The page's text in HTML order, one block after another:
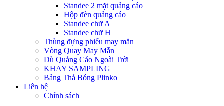
Standee 2 mặt quảng cáo
Hộp đèn quảng cáo
Standee chữ A
Standee chữ H
Thùng đựng phiếu may mắn
Vòng Quay May Mắn
Dù Quảng Cáo Ngoài Trời
KHAY SAMPLING
Bảng Thả Bóng Plinko
Liên hệ
Chính sách